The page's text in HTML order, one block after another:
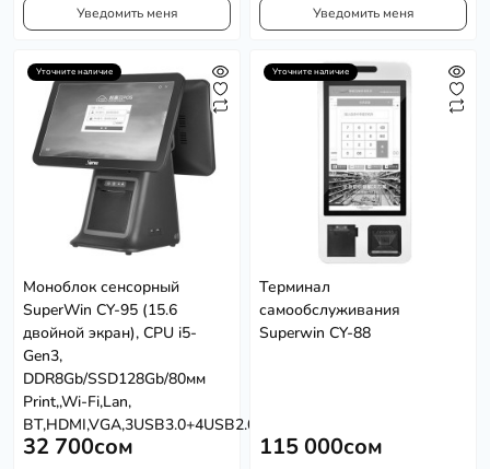
Уведомить меня Уведомить меня
Уточните наличие
Моноблок сенсорный
SuperWin CY-95 (15.6
двойной экран), CPU i5-
Gen3,
DDR8Gb/SSD128Gb/80мм
Print,,Wi-Fi,Lan,
BT,HDMI,VGA,3USB3.0+4USB2.0
32 700сом
Уточните наличие
Терминал
самообслуживания
Superwin CY-88
115 000сом